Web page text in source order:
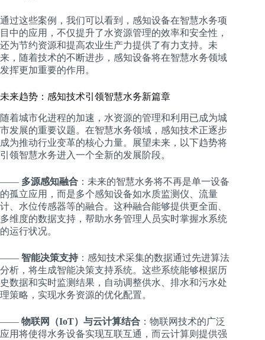
通过这些案例，我们可以看到，感知设备在智慧水务项
目中的应用，不仅提升了水资源管理的效率和安全性，
还为节约资源和提高农业生产力提供了有力支持。未
来，随着技术的不断进步，感知设备将在智慧水务领域
发挥更加重要的作用。
未来趋势：感知技术引领智慧水务新篇章
随着城市化进程的加速，水资源的管理和利用已成为城
市发展的重要议题。在智慧水务领域，感知技术正逐步
成为推动行业变革的核心力量。展望未来，以下趋势将
引领智慧水务进入一个全新的发展阶段。
—— 多源感知融合 ：未来的智慧水务将不再是单一设备
的孤立应用，而是多个感知设备如水质监测仪、流量
计、水位传感器等的融合。这种融合能够提供更全面、
多维度的数据支持，帮助水务管理人员实时掌握水系统
的运行状况。
—— 智能决策支持 ：感知技术采集的数据通过先进算法
分析，将生成智能决策支持系统。这些系统能够根据历
史数据和实时监测结果，自动调整供水、排水和污水处
理策略，实现水务资源的优化配置。
—— 物联网（IoT）与云计算结合 ：物联网技术的广泛
应用将使得水务设备实现互联互通，而云计算则提供强